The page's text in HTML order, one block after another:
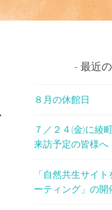
最近
８月の休館日
７／２４(金)に綾
来訪予定の皆様へ
「自然共生サイ
ーティング」の開